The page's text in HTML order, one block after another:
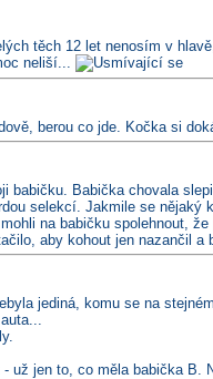
těch 12 let nenosím v
neliší...
berou co jde. Kočka si
babičku. Babička chovala
selekcí. Jakmile se
na babičku spolehnout,
aby kohout jen nazančil
jediná, komu se na
už jen to, co měla babička B.